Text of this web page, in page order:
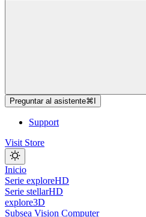
Preguntar al asistente⌘
Support
Visit Store
Inicio
Serie exploreHD
Serie stellarHD
explore3D
Subsea Vision Computer